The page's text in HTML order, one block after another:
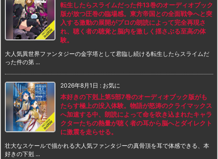
転生したらスライムだった件13巻のオーディオブック
版が放つ圧巻の臨場感。東方帝国との全面戦争へと突
入する激動の展開がプロの朗読によって完全再現さ
れ、聴く者の聴覚と脳内を激しく揺さぶる至高の体
験。
大人気異世界ファンタジーの金字塔として君臨し続ける転生したらスライムだ
った件の第 ...
2026年8月1日 : お気に
本好きの下剋上第5部7巻のオーディオブック版がも
たらす極上の没入体験。物語が怒涛のクライマックス
へ加速する中、朗読によって命を吹き込まれたキャラ
クターたちの熱量が聴く者の耳から脳へとダイレクト
に激震を走らせる。
壮大なスケールで描かれる大人気ファンタジーの真骨頂を耳で体感できる、本
好きの下剋 ...